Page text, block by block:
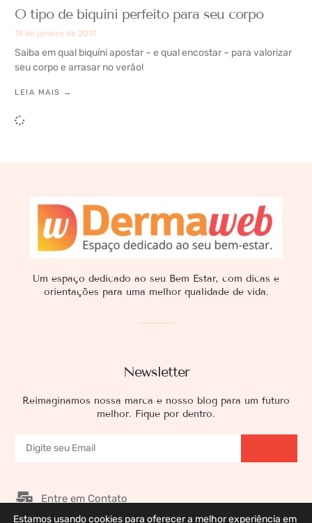
O tipo de biquíni perfeito para seu corpo
19 de janeiro de 2017
Saiba em qual biquíni apostar – e qual encostar – para valorizar
seu corpo e arrasar no verão!
LEIA MAIS →
Newsletter
Reimaginamos nossa marca e nosso blog para um futuro
melhor. Fique por dentro.
Um espaço dedicado ao seu Bem Estar, com dicas e
orientações para uma melhor qualidade de vida.
Entre em Contato
Estamos usando cookies para oferecer a melhor experiência em